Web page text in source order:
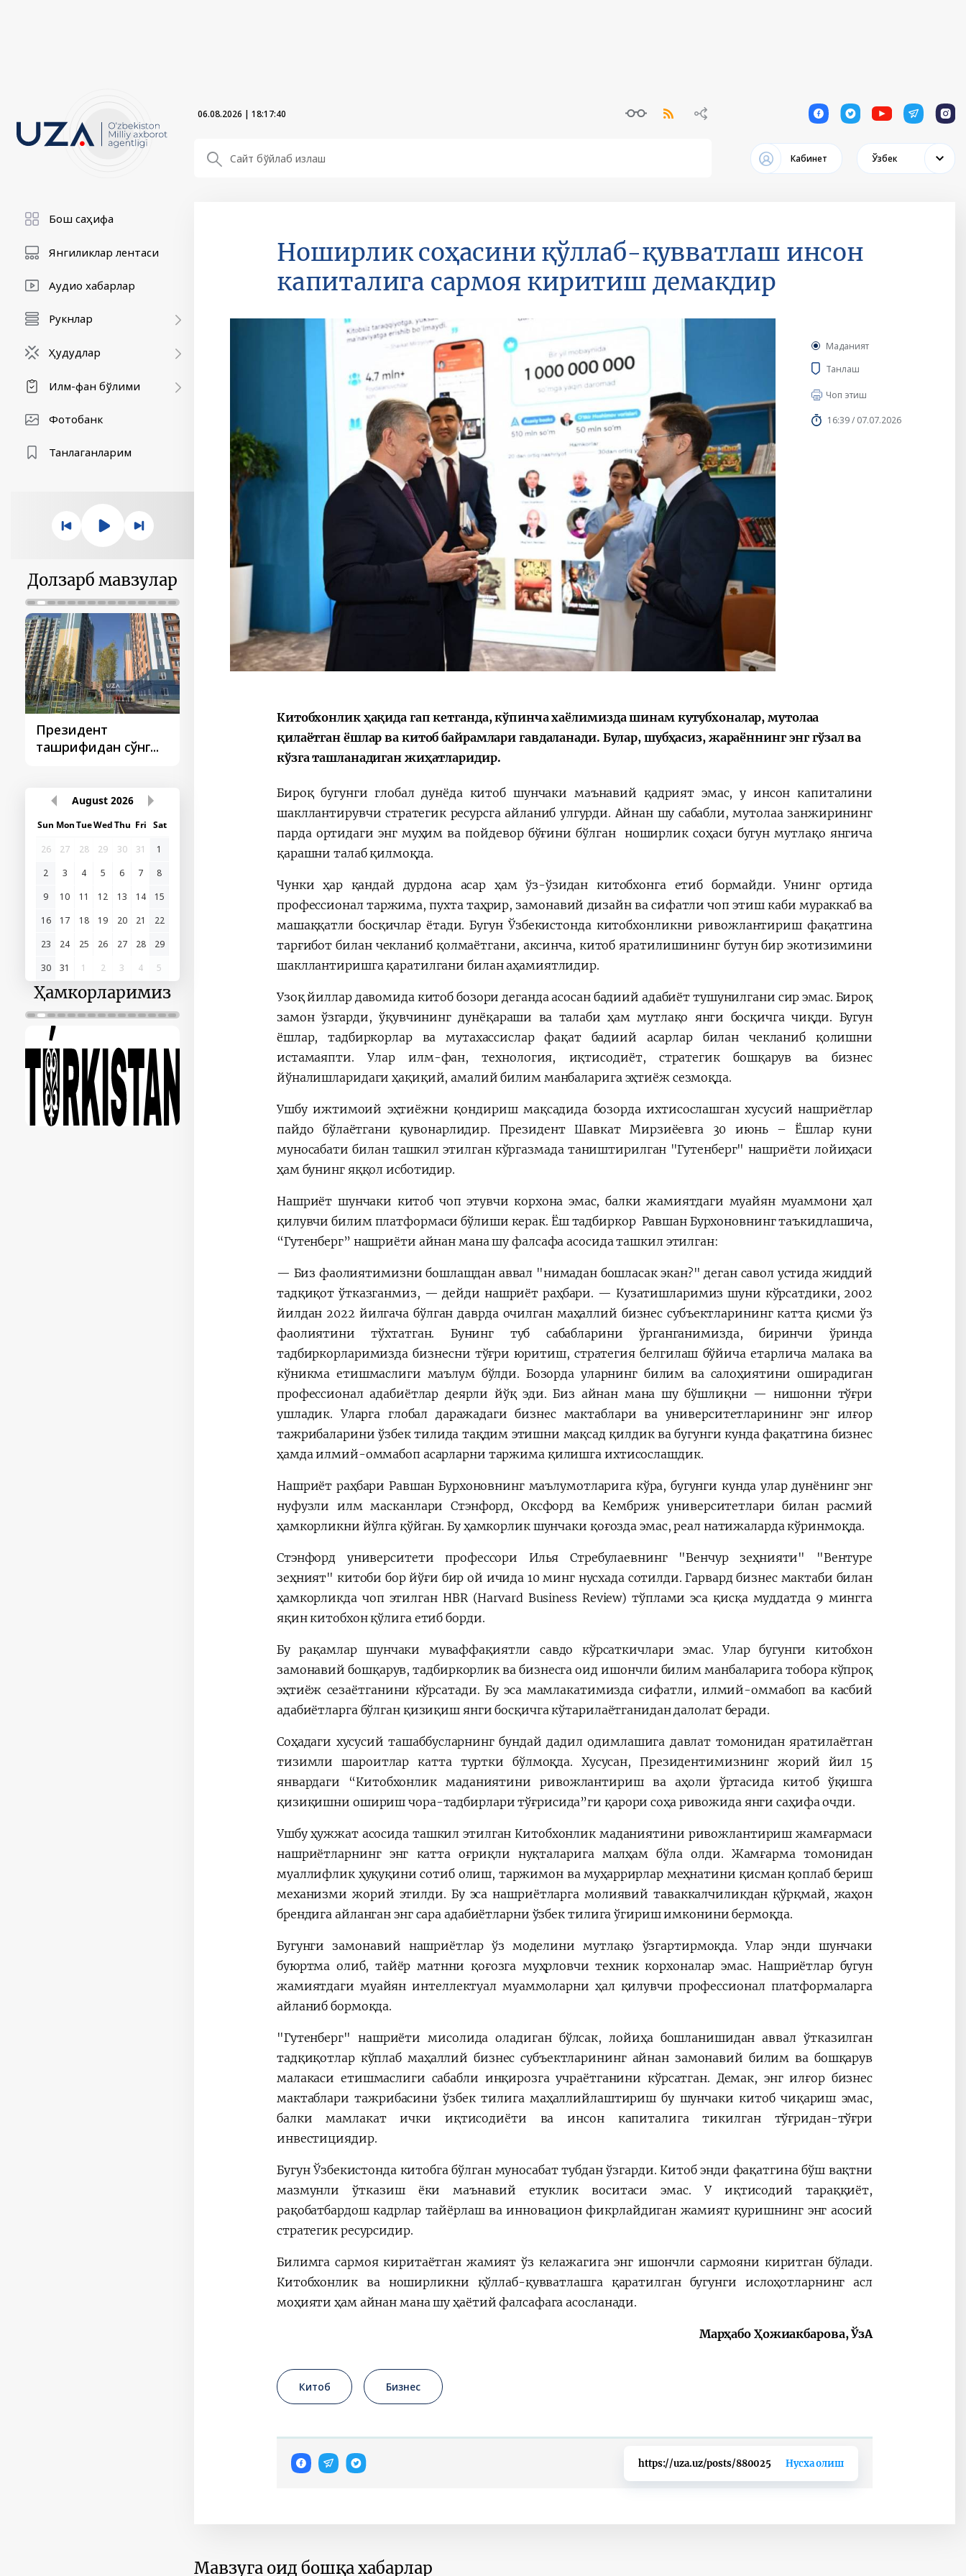
06.08.2026 | 18:17:41 1 1 1 1 1
Кабинет Ўзбек
Бош саҳифа
Янгиликлар лентаси
Аудио хабарлар
Рукнлар
Ҳудудлар
Илм-фан бўлими
Фотобанк
Танлаганларим
Долзарб мавзулар
Президент
ташрифидан сўнг...
ташрифлари
Қарор ва ижро
“Ўзбекистон – 2030”
стратегияси
Президент Шавкат
Мирзиёев
видеоселектор
йиғилишлари
August 2026
Sun MonTueWedThu Fri Sat
26
27 28 29 30 31
1
2
3 4 5 6 7
8
9
10 11 12 13 14
15
16
17 18 19 20 21
22
23
24 25 26 27 28
29
30
31 1 2 3 4 5
Ҳамкорларимиз
Ноширлик соҳасини қўллаб-қувватлаш инсон
капиталига сармоя киритиш демакдир
Маданият
Танлаш
Чоп этиш
16:39 / 07.07.2026
Китобхонлик ҳақида гап кетганда, кўпинча хаёлимизда шинам кутубхоналар, мутолаа
қилаётган ёшлар ва китоб байрамлари гавдаланади. Булар, шубҳасиз, жараённинг энг гўзал ва
кўзга ташланадиган жиҳатларидир.
Бироқ бугунги глобал дунёда китоб шунчаки маънавий қадрият эмас, у инсон капиталини
шакллантирувчи стратегик ресурсга айланиб улгурди. Айнан шу сабабли, мутолаа занжирининг
парда ортидаги энг муҳим ва пойдевор бўғини бўлган ноширлик соҳаси бугун мутлақо янгича
қарашни талаб қилмоқда.
Чунки ҳар қандай дурдона асар ҳам ўз-ўзидан китобхонга етиб бормайди. Унинг ортида
профессионал таржима, пухта таҳрир, замонавий дизайн ва сифатли чоп этиш каби мураккаб ва
машаққатли босқичлар ётади. Бугун Ўзбекистонда китобхонликни ривожлантириш фақатгина
тарғибот билан чекланиб қолмаётгани, аксинча, китоб яратилишининг бутун бир экотизимини
шакллантиришга қаратилгани билан аҳамиятлидир.
Узоқ йиллар давомида китоб бозори деганда асосан бадиий адабиёт тушунилгани сир эмас. Бироқ
замон ўзгарди, ўқувчининг дунёқараши ва талаби ҳам мутлақо янги босқичга чиқди. Бугун
ёшлар, тадбиркорлар ва мутахассислар фақат бадиий асарлар билан чекланиб қолишни
истамаяпти. Улар илм-фан, технология, иқтисодиёт, стратегик бошқарув ва бизнес
йўналишларидаги ҳақиқий, амалий билим манбаларига эҳтиёж сезмоқда.
Ушбу ижтимоий эҳтиёжни қондириш мақсадида бозорда ихтисослашган хусусий нашриётлар
пайдо бўлаётгани қувонарлидир. Президент Шавкат Мирзиёевга 30 июнь – Ёшлар куни
муносабати билан ташкил этилган кўргазмада таништирилган "Гутенберг" нашриёти лойиҳаси
ҳам бунинг яққол исботидир.
Нашриёт шунчаки китоб чоп этувчи корхона эмас, балки жамиятдаги муайян муаммони ҳал
қилувчи билим платформаси бўлиши керак. Ёш тадбиркор Равшан Бурхоновнинг таъкидлашича,
“Гутенберг” нашриёти айнан мана шу фалсафа асосида ташкил этилган:
— Биз фаолиятимизни бошлашдан аввал "нимадан бошласак экан?" деган савол устида жиддий
тадқиқот ўтказганмиз, — дейди нашриёт раҳбари. — Кузатишларимиз шуни кўрсатдики, 2002
йилдан 2022 йилгача бўлган даврда очилган маҳаллий бизнес субъектларининг катта қисми ўз
фаолиятини тўхтатган. Бунинг туб сабабларини ўрганганимизда, биринчи ўринда
тадбиркорларимизда бизнесни тўғри юритиш, стратегия белгилаш бўйича етарлича малака ва
кўникма етишмаслиги маълум бўлди. Бозорда уларнинг билим ва салоҳиятини оширадиган
профессионал адабиётлар деярли йўқ эди. Биз айнан мана шу бўшлиқни — нишонни тўғри
ушладик. Уларга глобал даражадаги бизнес мактаблари ва университетларининг энг илғор
тажрибаларини ўзбек тилида тақдим этишни мақсад қилдик ва бугунги кунда фақатгина бизнес
ҳамда илмий-оммабоп асарларни таржима қилишга ихтисослашдик.
Нашриёт раҳбари Равшан Бурхоновнинг маълумотларига кўра, бугунги кунда улар дунёнинг энг
нуфузли илм масканлари Стэнфорд, Оксфорд ва Кембриж университетлари билан расмий
ҳамкорликни йўлга қўйган. Бу ҳамкорлик шунчаки қоғозда эмас, реал натижаларда кўринмоқда.
Стэнфорд университети профессори Илья Стребулаевнинг "Венчур зеҳнияти" "Вентуре
зеҳният" китоби бор йўғи бир ой ичида 10 минг нусхада сотилди. Гарвард бизнес мактаби билан
ҳамкорликда чоп этилган HBR (Harvard Business Review) тўплами эса қисқа муддатда 9 мингга
яқин китобхон қўлига етиб борди.
Бу рақамлар шунчаки муваффақиятли савдо кўрсаткичлари эмас. Улар бугунги китобхон
замонавий бошқарув, тадбиркорлик ва бизнесга оид ишончли билим манбаларига тобора кўпроқ
эҳтиёж сезаётганини кўрсатади. Бу эса мамлакатимизда сифатли, илмий-оммабоп ва касбий
адабиётларга бўлган қизиқиш янги босқичга кўтарилаётганидан далолат беради.
Соҳадаги хусусий ташаббусларнинг бундай дадил одимлашига давлат томонидан яратилаётган
тизимли шароитлар катта туртки бўлмоқда. Хусусан, Президентимизнинг жорий йил 15
январдаги “Китобхонлик маданиятини ривожлантириш ва аҳоли ўртасида китоб ўқишга
қизиқишни ошириш чора-тадбирлари тўғрисида”ги қарори соҳа ривожида янги саҳифа очди.
Ушбу ҳужжат асосида ташкил этилган Китобхонлик маданиятини ривожлантириш жамғармаси
нашриётларнинг энг катта оғриқли нуқталарига малҳам бўла олди. Жамғарма томонидан
муаллифлик ҳуқуқини сотиб олиш, таржимон ва муҳаррирлар меҳнатини қисман қоплаб бериш
механизми жорий этилди. Бу эса нашриётларга молиявий таваккалчиликдан қўрқмай, жаҳон
брендига айланган энг сара адабиётларни ўзбек тилига ўгириш имконини бермоқда.
Бугунги замонавий нашриётлар ўз моделини мутлақо ўзгартирмоқда. Улар энди шунчаки
буюртма олиб, тайёр матнни қоғозга муҳрловчи техник корхоналар эмас. Нашриётлар бугун
жамиятдаги муайян интеллектуал муаммоларни ҳал қилувчи профессионал платформаларга
айланиб бормоқда.
"Гутенберг" нашриёти мисолида оладиган бўлсак, лойиҳа бошланишидан аввал ўтказилган
тадқиқотлар кўплаб маҳаллий бизнес субъектларининг айнан замонавий билим ва бошқарув
малакаси етишмаслиги сабабли инқирозга учраётганини кўрсатган. Демак, энг илғор бизнес
мактаблари тажрибасини ўзбек тилига маҳаллийлаштириш бу шунчаки китоб чиқариш эмас,
балки мамлакат ички иқтисодиёти ва инсон капиталига тикилган тўғридан-тўғри
инвестициядир.
Бугун Ўзбекистонда китобга бўлган муносабат тубдан ўзгарди. Китоб энди фақатгина бўш вақтни
мазмунли ўтказиш ёки маънавий етуклик воситаси эмас. У иқтисодий тараққиёт,
рақобатбардош кадрлар тайёрлаш ва инновацион фикрлайдиган жамият қуришнинг энг асосий
стратегик ресурсидир.
Билимга сармоя киритаётган жамият ўз келажагига энг ишончли сармояни киритган бўлади.
Китобхонлик ва ноширликни қўллаб-қувватлашга қаратилган бугунги ислоҳотларнинг асл
моҳияти ҳам айнан мана шу ҳаётий фалсафага асосланади.
Марҳабо Ҳожиакбарова, ЎзА
Китоб Бизнес
https://uza.uz/posts/880025 Нусха олиш
Мавзуга оид бошқа хабарлар